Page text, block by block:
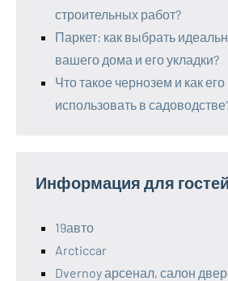
строительных работ?
Паркет: как выбрать
вашего дома и его укладки?
Что такое чернозем и как
использовать в
Информация для гостей
19авто
Arcticcar
Dvernoy арсенал, салон